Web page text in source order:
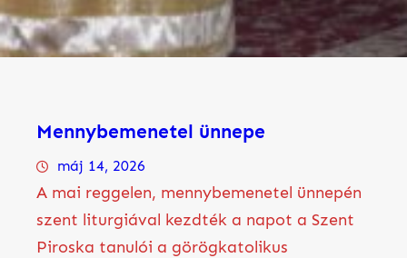
Mennybemenetel ünnepe
máj 14, 2026
A mai reggelen, mennybemenetel ünnepén
szent liturgiával kezdték a napot a Szent
Piroska tanulói a görögkatolikus